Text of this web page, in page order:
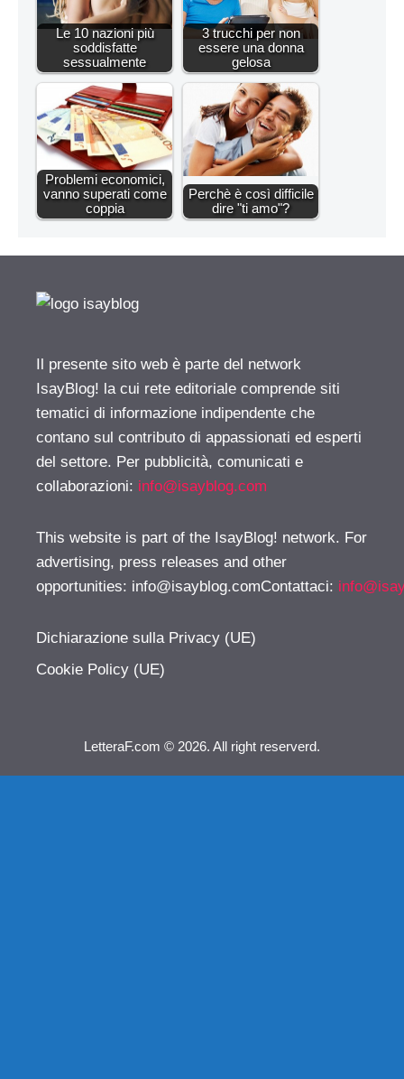
Le 10 nazioni più
soddisfatte
sessualmente
3 trucchi per non
essere una donna
gelosa
Problemi economici,
vanno superati come
coppia
Perchè è così difficile
dire "ti amo"?
Il presente sito web è parte del network
IsayBlog! la cui rete editoriale comprende siti
tematici di informazione indipendente che
contano sul contributo di appassionati ed esperti
del settore. Per pubblicità, comunicati e
collaborazioni: info@isayblog.com
This website is part of the IsayBlog! network. For
advertising, press releases and other
opportunities: info@isayblog.comContattaci:
Dichiarazione sulla Privacy (UE)
Cookie Policy (UE)
LetteraF.com © 2026. All right reserverd.